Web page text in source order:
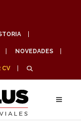
NOVEDADES
CV